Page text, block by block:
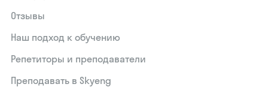
Отзывы
Наш подход к обучению
Репетиторы и преподаватели
Преподавать в Skyeng